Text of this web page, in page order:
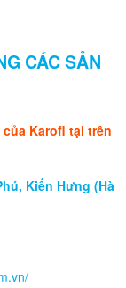
CÁC SẢN
Karofi tại trên
Kiến Hưng (Hà